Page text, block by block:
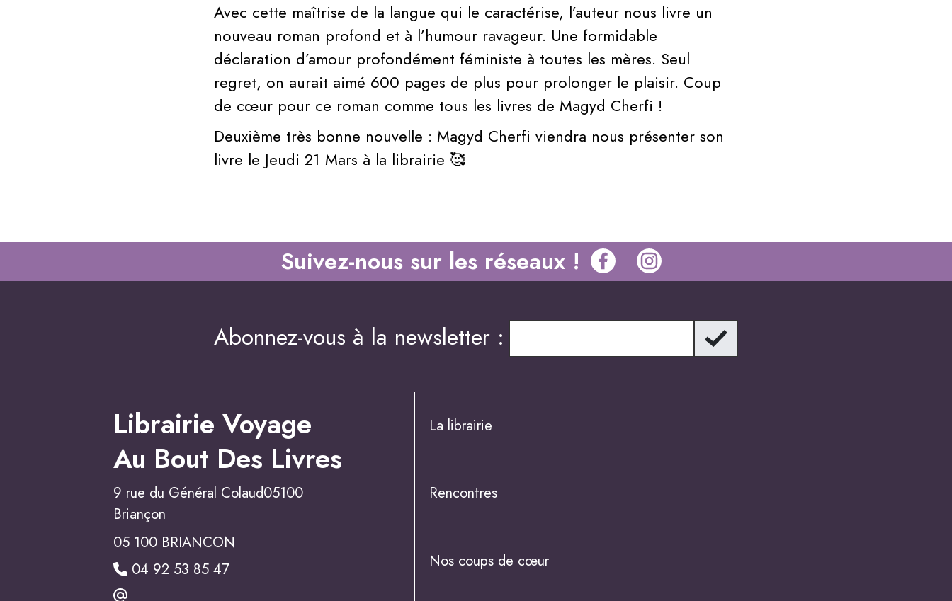
Avec cette maîtrise de la langue qui le caractérise, l’auteur nous livre un
nouveau roman profond et à l’humour ravageur. Une formidable
déclaration d’amour profondément féministe à toutes les mères. Seul
regret, on aurait aimé 600 pages de plus pour prolonger le plaisir. Coup
de cœur pour ce roman comme tous les livres de Magyd Cherfi !
Deuxième très bonne nouvelle : Magyd Cherfi viendra nous présenter son
livre le Jeudi 21 Mars à la librairie 🥰
Suivez-nous sur les réseaux !
Abonnez-vous à la newsletter :
Librairie Voyage
Au Bout Des Livres
9 rue du Général Colaud05100
Briançon
05 100 BRIANCON
04 92 53 85 47
La librairie
Rencontres
Nos coups de cœur